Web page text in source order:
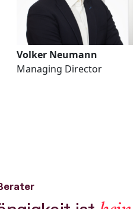
Volker Neumann
Managing Director